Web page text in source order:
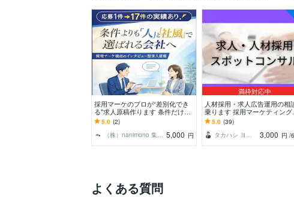
採用マーケのプロが“差別化でき
る"求人原稿作ります 条件だけで
比較されない！インタビューで社
風と人柄を伝えます
5.0 (2)
（株）nanimono 集客・採用支援 5,000 円
満枠対応中
人材採用・求人広告運用の相
乗ります 採用マーケティング
プロが課題と打ち手を提案
5.0 (39)
タカハシ ヨウスケ
3,000 円 /
よくある質問